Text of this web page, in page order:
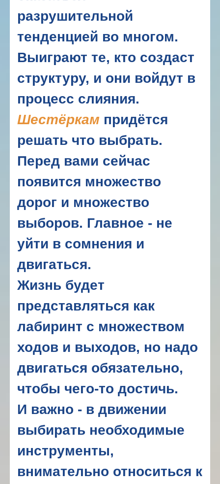
разрушительной
тенденцией во многом.
Выиграют те, кто создаст
структуру, и они войдут в
процесс слияния.
Шестёркам придётся
решать что выбрать.
Перед вами сейчас
появится множество
дорог и множество
выборов. Главное - не
уйти в сомнения и
двигаться.
Жизнь будет
представляться как
лабиринт с множеством
ходов и выходов, но надо
двигаться обязательно,
чтобы чего-то достичь.
И важно - в движении
выбирать необходимые
инструменты,
внимательно относиться к